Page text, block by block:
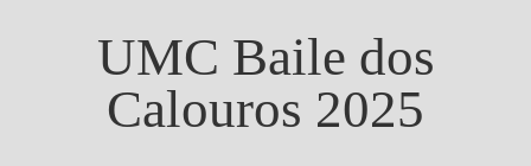
UMC Baile dos
Calouros 2025